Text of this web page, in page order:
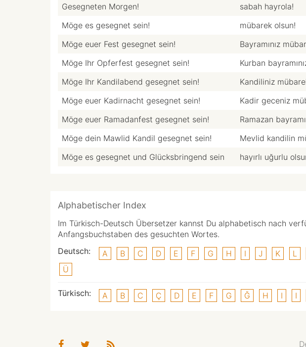
Gesegneten Morgen!
sabah hayrola!
Möge es gesegnet sein!
mübarek olsun!
Möge euer Fest gesegnet sein!
Bayramınız
Möge Ihr Opferfest gesegnet sein!
Kurban
Möge Ihr Kandilabend gesegnet sein!
Kandiliniz
Möge euer Kadirnacht gesegnet sein!
Kadir geceniz
Möge euer Ramadanfest gesegnet sein!
Ramazan
Möge dein Mawlid Kandil gesegnet sein!
Mevlid kandilin
Möge es gesegnet und Glücksbringend sein
hayırlı uğurlu
Alphabetischer Index
Im Türkisch-Deutsch Übersetzer kannst Du alphabetisch nach
Anfangsbuchstaben des gesuchten Wortes.
Deutsch:
A B C D E F G H I J K L
Ü
Türkisch: A B C Ç D E F G Ğ H I I